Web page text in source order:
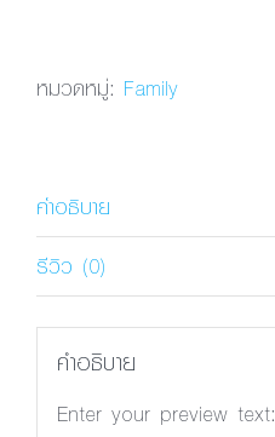
Pro
หมวดหมู่: Family
คำอธิบาย
รีวิว (0)
คำอธิบาย
Enter your preview text: